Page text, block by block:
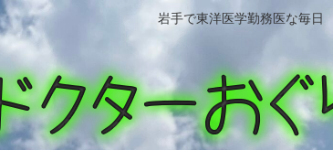
岩手で東洋医学勤務医な毎日